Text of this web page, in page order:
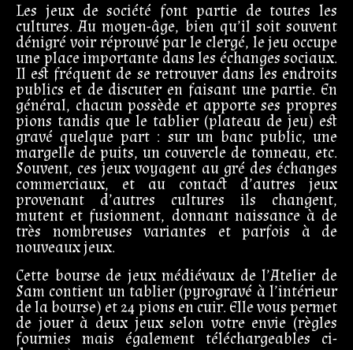
Les jeux de société font partie de toutes les
cultures. Au moyen-âge, bien qu’il soit souvent
dénigré voir réprouvé par le clergé, le jeu occupe
une place importante dans les échanges sociaux.
Il est fréquent de se retrouver dans les endroits
publics et de discuter en faisant une partie. En
général, chacun possède et apporte ses propres
pions tandis que le tablier (plateau de jeu) est
gravé quelque part : sur un banc public, une
margelle de puits, un couvercle de tonneau, etc.
Souvent, ces jeux voyagent au gré des échanges
commerciaux, et au contact d’autres jeux
provenant d’autres cultures ils changent,
mutent et fusionnent, donnant naissance à de
très nombreuses variantes et parfois à de
nouveaux jeux.
Cette bourse de jeux médiévaux de l’Atelier de
Sam contient un tablier (pyrogravé à l’intérieur
de la bourse) et 24 pions en cuir. Elle vous permet
de jouer à deux jeux selon votre envie (règles
fournies mais également téléchargeables ci-